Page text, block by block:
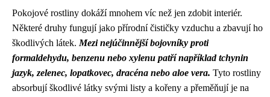
Pokojové rostliny dokáží mnohem víc než jen zdobit interiér.
Některé druhy fungují jako přírodní čističky vzduchu a zbavují ho
škodlivých látek. Mezi nejúčinnější bojovníky proti
formaldehydu, benzenu nebo xylenu patří například tchynin
jazyk, zelenec, lopatkovec, dracéna nebo aloe vera. Tyto rostliny
absorbují škodlivé látky svými listy a kořeny a přeměňují je na